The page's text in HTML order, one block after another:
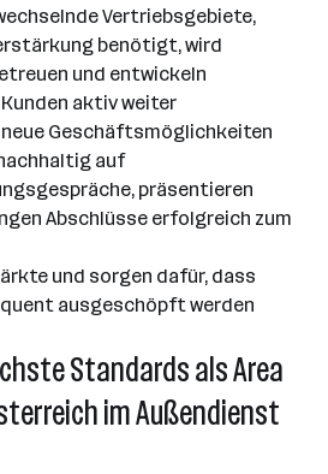
Vertriebsgebiete,
benötigt, wird
und entwickeln
aktiv weiter
Geschäftsmöglichkeiten
auf
präsentieren
Abschlüsse erfolgreich zum
und sorgen dafür, dass
ausgeschöpft werden
Standards als Area
im Außendienst